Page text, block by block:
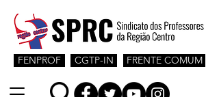
CGTP-IN
FENPROF FRENTE COMUM